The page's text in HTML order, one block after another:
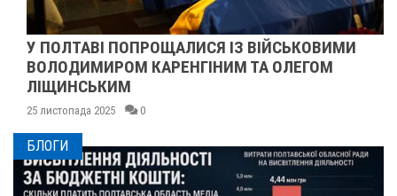
У ПОЛТАВІ ПОПРОЩАЛИСЯ ІЗ ВІЙСЬКОВИМИ
ВОЛОДИМИРОМ КАРЕНГІНИМ ТА ОЛЕГОМ
ЛІЩИНСЬКИМ
25 листопада 2025 0
БЛОГИ